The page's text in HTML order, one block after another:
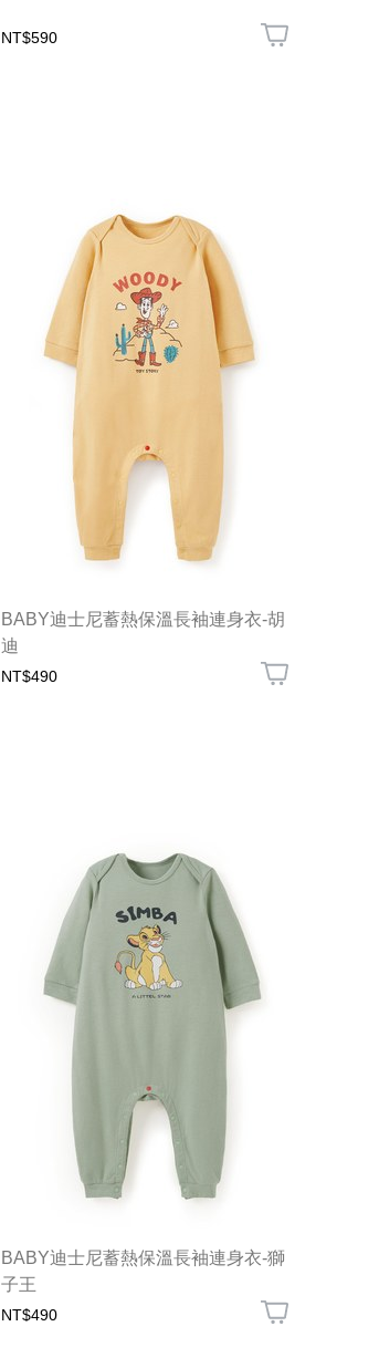
NT$590
BABY迪士尼蓄熱保溫長袖連身衣-胡
迪
NT$490
BABY迪士尼蓄熱保溫長袖連身衣-獅
子王
NT$490